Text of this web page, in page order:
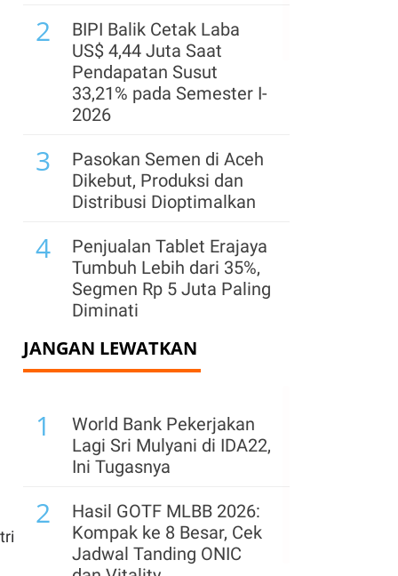
2
BIPI Balik Cetak Laba
US$ 4,44 Juta Saat
Pendapatan Susut
33,21% pada Semester I-
2026
3
Pasokan Semen di Aceh
Dikebut, Produksi dan
Distribusi Dioptimalkan
4
Penjualan Tablet Erajaya
Tumbuh Lebih dari 35%,
Segmen Rp 5 Juta Paling
Diminati
5
Produksi Tambang
Terkontraksi di Kuartal II
6
Debut di GIIAS 2026,
New Suzuki XL7
Langsung Jadi Salah
Satu Mobil Favorit Test
Drive
Perkuat Portofolio F&B,
JANGAN LEWATKAN
1
World Bank Pekerjakan
Lagi Sri Mulyani di IDA22,
Ini Tugasnya
2
Hasil GOTF MLBB 2026:
Kompak ke 8 Besar, Cek
Jadwal Tanding ONIC